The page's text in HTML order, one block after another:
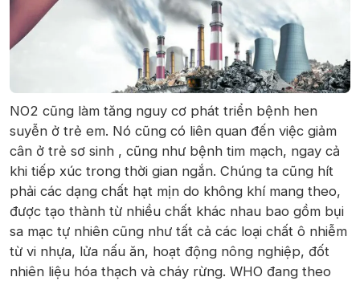
NO2 cũng làm tăng nguy cơ phát triển bệnh hen
suyễn ở trẻ em. Nó cũng có liên quan đến việc giảm
cân ở trẻ sơ sinh , cũng như bệnh tim mạch, ngay cả
khi tiếp xúc trong thời gian ngắn. Chúng ta cũng hít
phải các dạng chất hạt mịn do không khí mang theo,
được tạo thành từ nhiều chất khác nhau bao gồm bụi
sa mạc tự nhiên cũng như tất cả các loại chất ô nhiễm
từ vi nhựa, lửa nấu ăn, hoạt động nông nghiệp, đốt
nhiên liệu hóa thạch và cháy rừng. WHO đang theo